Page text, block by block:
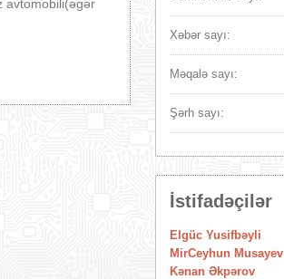
avtomobili(əgər
Xəbər sayı:
Məqalə sayı:
Şərh sayı:
İstifadəçilər
Elgüc Yusifbəyli
MirCeyhun Musayev
Kənan Əkpərov